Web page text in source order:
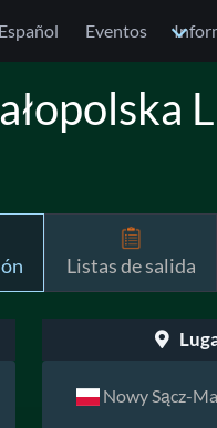
Español Eventos
Listas de salida
Nowy Sącz-